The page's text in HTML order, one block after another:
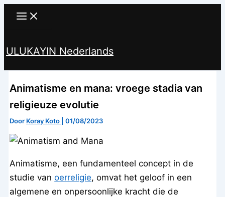
inhoud
ULUKAYIN Nederlands
Animatisme en mana: vroege stadia van
religieuze evolutie
Door Koray Koto |01/08/2023
Animatisme, een fundamenteel concept in de
studie vanoerreligie, omvat het geloof in een
algemene en onpersoonlijke kracht die de